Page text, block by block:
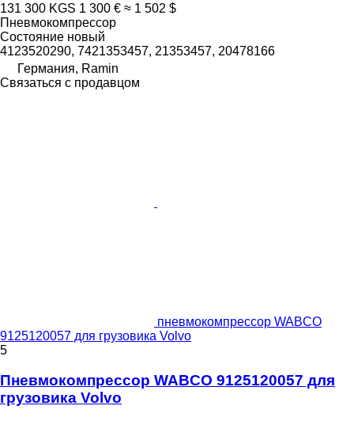
131 300 KGS 1 300 € ≈ 1 502 $
Пневмокомпрессор
Состояние новый
4123520290, 7421353457, 21353457, 20478166
Германия, Ramin
Связаться с продавцом
пневмокомпрессор WABCO
9125120057 для грузовика Volvo
5
Пневмокомпрессор WABCO 9125120057 для
грузовика Volvo